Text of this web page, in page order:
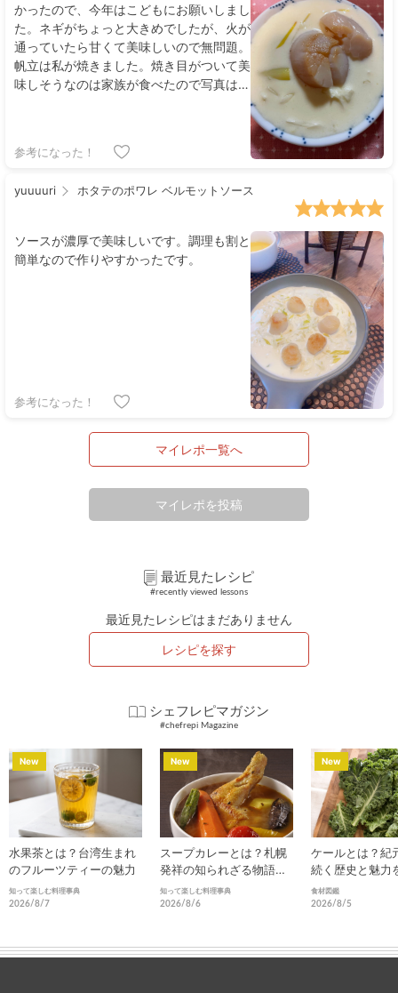
かったので、今年はこどもにお願いしまし
た。ネギがちょっと大きめでしたが、火が
通っていたら甘くて美味しいので無問題。
帆立は私が焼きました。焼き目がついて美
味しそうなのは家族が食べたので写真は微
参考になった！
yuuuuri ホタテのポワレ ベルモットソース
ソースが濃厚で美味しいです。調理も割と
簡単なので作りやすかったです。
参考になった！
マイレポ一覧へ
マイレポを投稿
最近見たレシピ
#recently viewed lessons
最近見たレシピはまだありません
レシピを探す
シェフレピマガジン
#chefrepi Magazine
水果茶とは？台湾生まれ
のフルーツティーの魅力
知って楽しむ料理事典
2026/8/7
New
スープカレーとは？札幌
発祥の知られざる物語と
進化
知って楽しむ料理事典
2026/8/6
New
ケールとは？紀
続く歴史と魅力
食材図鑑
2026/8/5
New